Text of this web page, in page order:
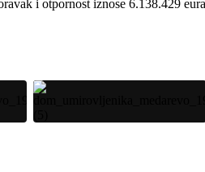
i otpornost iznose 6.138.429